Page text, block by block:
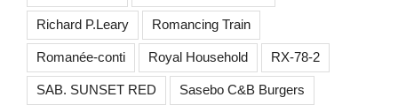
Richard P.Leary Romancing Train
Romanée-conti Royal Household RX-78-2
SAB. SUNSET RED Sasebo C&B Burgers